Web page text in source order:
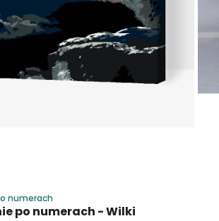
numerach
po numerach - Wilki